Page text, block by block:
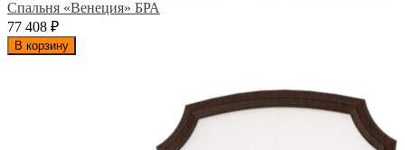
Спальня «Венеция» БРА
77 408 ₽
В корзину